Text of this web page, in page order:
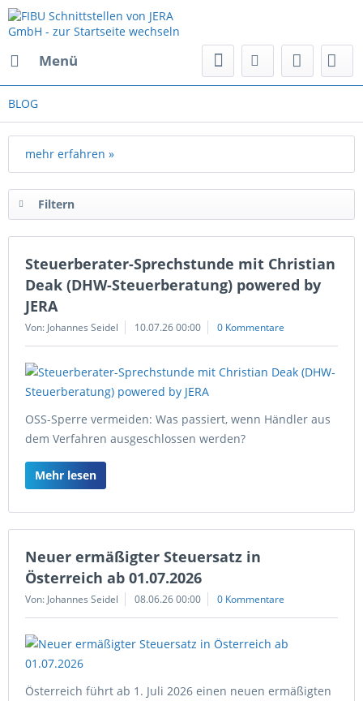
Menü
BLOG
mehr erfahren »
Filtern
Steuerberater-Sprechstunde mit Christian
Deak (DHW-Steuerberatung) powered by
JERA
Von: Johannes Seidel 10.07.26 00:00 0 Kommentare
OSS-Sperre vermeiden: Was passiert, wenn Händler aus
dem Verfahren ausgeschlossen werden?
Mehr lesen
Neuer ermäßigter Steuersatz in
Österreich ab 01.07.2026
Von: Johannes Seidel 08.06.26 00:00 0 Kommentare
Österreich führt ab 1. Juli 2026 einen neuen ermäßigten